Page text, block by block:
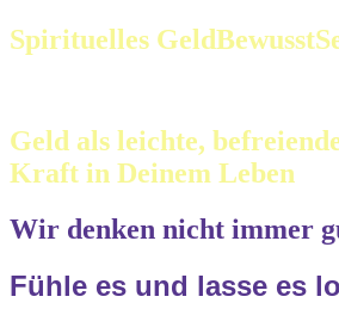
Spirituelles
Geld als leichte,
Kraft in Deinem Leben
Wir denken nicht immer
Fühle es und lasse es